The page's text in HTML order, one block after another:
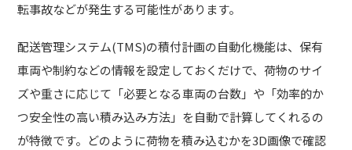
転事故などが発生する可能性があります。
配送管理システム(TMS)の積付計画の自動化機能は、保有
車両や制約などの情報を設定しておくだけで、荷物のサイ
ズや重さに応じて「必要となる車両の台数」や「効率的か
つ安全性の高い積み込み方法」を自動で計算してくれるの
が特徴です。どのように荷物を積み込むかを3D画像で確認